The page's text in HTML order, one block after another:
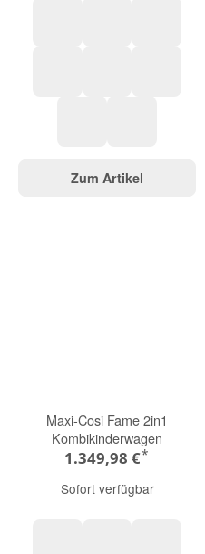
Zum Artikel
Maxi-Cosi Fame 2in1
Kombikinderwagen
1.349,98 €*
Sofort verfügbar